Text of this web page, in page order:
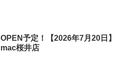
OPEN予定！【2026年7月20日】
mac桜井店